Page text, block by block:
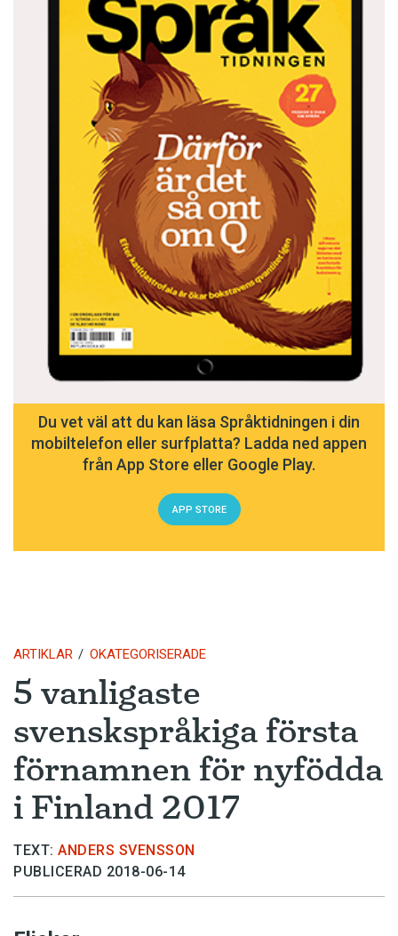
Du vet väl att du kan läsa Språktidningen i din
mobiltelefon eller surfplatta? Ladda ned appen
från App Store eller Google Play.
APP STORE
ARTIKLAR OKATEGORISERADE
5 vanligaste
svenskspråkiga första
förnamnen för nyfödda
i Finland 2017
TEXT: ANDERS SVENSSON
PUBLICERAD 2018-06-14